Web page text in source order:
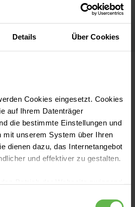
Details Über Cookies
Cookies eingesetzt. Cookies
auf Ihrem Datenträger
die bestimmte Einstellungen und
mit unserem System über Ihren
dienen dazu, das Internetangebot
und effektiver zu gestalten.
2018 |
Ärztin in der Klinik
Psychosomatik der imland
Maps